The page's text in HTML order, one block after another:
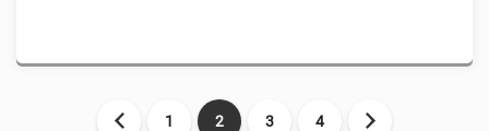
1 2 3 4